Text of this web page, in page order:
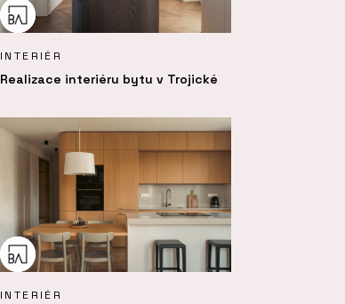
INTERIÉR
Realizace interiéru bytu v Trojické
INTERIÉR